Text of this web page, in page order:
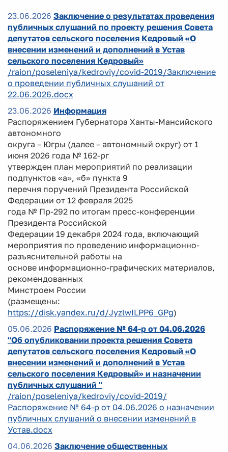
23.06.2026 Заключение о результатах проведения
публичных слушаний по проекту решения Совета
депутатов сельского поселения Кедровый «О
внесении изменений и дополнений в Устав
сельского поселения Кедровый»
/raion/poseleniya/kedroviy/covid-2019/Заключение
о проведении публичных слушаний от
22.06.2026.docx
23.06.2026 Информация
Распоряжением Губернатора Ханты-Мансийского
автономного
округа – Югры (далее – автономный округ) от 1
июня 2026 года № 162-рг
утвержден план мероприятий по реализации
подпунктов «а», «б» пункта 9
перечня поручений Президента Российской
Федерации от 12 февраля 2025
года № Пр-292 по итогам пресс-конференции
Президента Российской
Федерации 19 декабря 2024 года, включающий
мероприятия по проведению информационно-
разъяснительной работы на
основе информационно-графических материалов,
рекомендованных
Минстроем России
(размещены:
https://disk.yandex.ru/d/JyzlwILPP6_GPg)
05.06.2026 Распоряжение № 64-р от 04.06.2026
"Об опубликовании проекта решения Совета
депутатов сельского поселения Кедровый «О
внесении изменений и дополнений в Устав
сельского поселения Кедровый» и назначении
публичных слушаний "
/raion/poseleniya/kedroviy/covid-2019/
Распоряжение № 64-р от 04.06.2026 о назначении
публичных слушаний о внесении изменений в
Устав.docx
04.06.2026 Заключение общественных